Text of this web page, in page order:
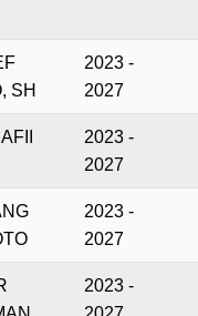
SH
2023 -
2027
2023 -
2027
2023 -
2027
2023 -